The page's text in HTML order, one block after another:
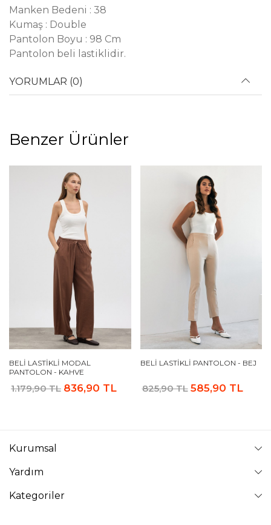
Manken Bedeni : 38
Kumaş : Double
Pantolon Boyu : 98 Cm
Pantolon beli lastiklidir.
YORUMLAR (0)
Benzer Ürünler
BELI LASTIKLI MODAL
PANTOLON - KAHVE
1.179,90 TL 836,90 TL
BELI LASTIKLI PANTOLON - BEJ
825,90 TL 585,90 TL
Kurumsal
Yardım
Kategoriler